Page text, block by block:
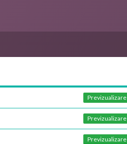
Previzualizare
Previzualizare
Previzualizare